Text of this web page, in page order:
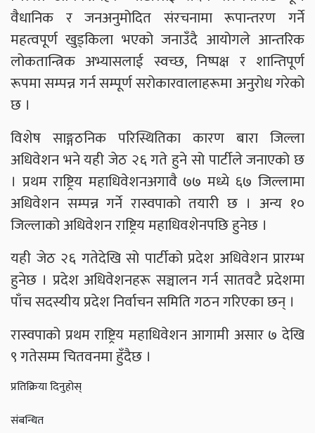
वैधानिक र जनअनुमोदित संरचनामा रूपान्तरण गर्ने
महत्वपूर्ण खुड्किला भएको जनाउँदै आयोगले आन्तरिक
लोकतान्त्रिक अभ्यासलाई स्वच्छ, निष्पक्ष र शान्तिपूर्ण
रूपमा सम्पन्न गर्न सम्पूर्ण सरोकारवालाहरूमा अनुरोध गरेको
छ ।
विशेष साङ्गठनिक परिस्थितिका कारण बारा जिल्ला
अधिवेशन भने यही जेठ २६ गते हुने सो पार्टीले जनाएको छ
। प्रथम राष्ट्रिय महाधिवेशनअगावै ७७ मध्ये ६७ जिल्लामा
अधिवेशन सम्पन्न गर्ने रास्वपाको तयारी छ । अन्य १०
जिल्लाको अधिवेशन राष्ट्रिय महाधिवशेनपछि हुनेछ ।
यही जेठ २६ गतेदेखि सो पार्टीको प्रदेश अधिवेशन प्रारम्भ
हुनेछ । प्रदेश अधिवेशनहरू सञ्चालन गर्न सातवटै प्रदेशमा
पाँच सदस्यीय प्रदेश निर्वाचन समिति गठन गरिएका छन् ।
रास्वपाको प्रथम राष्ट्रिय महाधिवेशन आगामी असार ७ देखि
९ गतेसम्म चितवनमा हुँदैछ ।
प्रतिक्रिया दिनुहोस्
संबन्धित